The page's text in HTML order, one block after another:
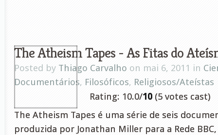
The Atheism Tapes - As Fitas do
Posted by Thiago Carvalho on mai 6, 2011 in
Documentários, Filosóficos, Religiosos/Ateístas
Rating: 10.0/10 (5 votes cast)
The Atheism Tapes é uma série de seis
produzida por Jonathan Miller para a Rede